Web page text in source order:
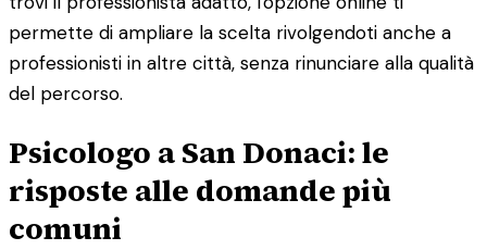
permette di ampliare la scelta rivolgendoti anche a
professionisti in altre città, senza rinunciare alla qualità
del percorso.
Psicologo a San Donaci: le
risposte alle domande più
comuni